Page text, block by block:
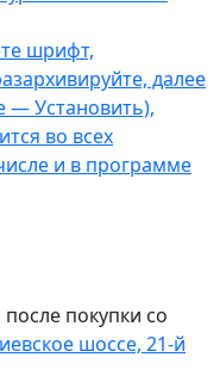
шрифт,
далее
— Установить),
во всех
и в программе
покупки со
шоссе, 21-й